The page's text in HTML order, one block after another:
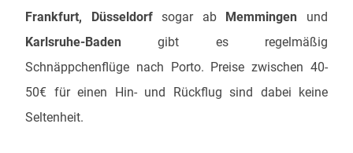
Frankfurt, Düsseldorfsogar ab Memmingen und
Karlsruhe-Baden gibt es regelmäßig
Schnäppchenflüge nach Porto. Preise zwischen 40-
50€ für einen Hin- und Rückflug sind dabei keine
Seltenheit.